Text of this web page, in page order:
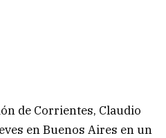
de Corrientes, Claudio
en Buenos Aires en un